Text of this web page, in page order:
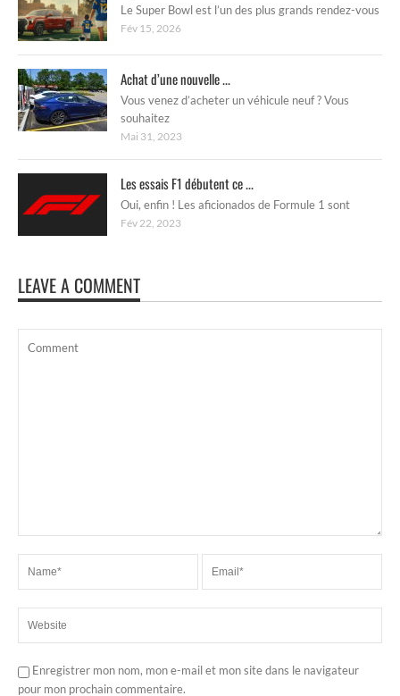
Le Super Bowl est l’un des plus grands rendez-vous
Fév 15, 2026
Achat d’une nouvelle ...
Vous venez d’acheter un véhicule neuf ? Vous
souhaitez
Mai 31, 2023
Les essais F1 débutent ce ...
Oui, enfin ! Les aficionados de Formule 1 sont
Fév 22, 2023
LEAVE A COMMENT
Enregistrer mon nom, mon e-mail et mon site dans le navigateur
pour mon prochain commentaire.